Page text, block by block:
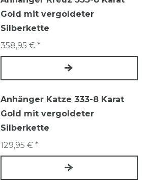
Gold mit vergoldeter
Silberkette
358,95 € *
Anhänger Katze 333-8 Karat
Gold mit vergoldeter
Silberkette
129,95 € *